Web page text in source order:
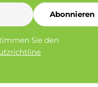
Abonnieren
Sie den